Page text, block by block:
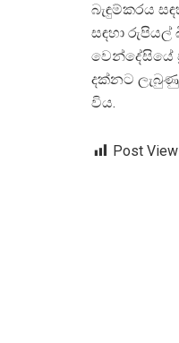
බැඳුම්කරය
සඳහා රුපියල්
වෙන්දේසියේ
දක්නට
විය.
Post